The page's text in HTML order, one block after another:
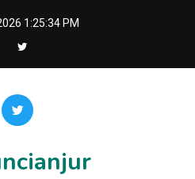
1:25:35 PM